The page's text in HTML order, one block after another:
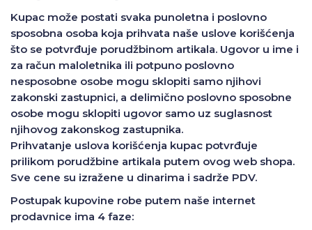
Kupac može postati svaka punoletna i poslovno
sposobna osoba koja prihvata naše uslove korišćenja
što se potvrđuje porudžbinom artikala. Ugovor u ime i
za račun maloletnika ili potpuno poslovno
nesposobne osobe mogu sklopiti samo njihovi
zakonski zastupnici, a delimično poslovno sposobne
osobe mogu sklopiti ugovor samo uz suglasnost
njihovog zakonskog zastupnika.
Prihvatanje uslova korišćenja kupac potvrđuje
prilikom porudžbine artikala putem ovog web shopa.
Sve cene su izražene u dinarima i sadrže PDV.
Postupak kupovine robe putem naše internet
prodavnice ima 4 faze: